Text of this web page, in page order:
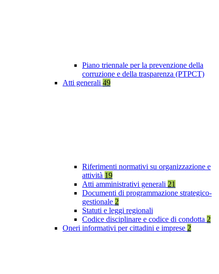
Piano triennale per la prevenzione della
corruzione e della trasparenza (PTPCT)
Atti generali 49
Riferimenti normativi su organizzazione e
attività 19
Atti amministrativi generali 21
Documenti di programmazione strategico-
gestionale 2
Statuti e leggi regionali
Codice disciplinare e codice di condotta 2
Oneri informativi per cittadini e imprese 2